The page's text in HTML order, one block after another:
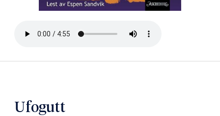
Bla
Ufogutt